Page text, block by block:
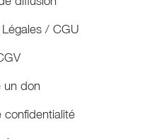
/ CGU
un don
confidentialité